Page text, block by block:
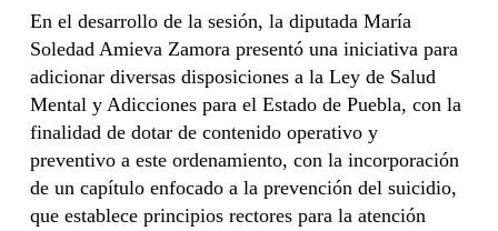
En el desarrollo de la sesión, la diputada María
Soledad Amieva Zamora presentó una iniciativa para
adicionar diversas disposiciones a la Ley de Salud
Mental y Adicciones para el Estado de Puebla, con la
finalidad de dotar de contenido operativo y
preventivo a este ordenamiento, con la incorporación
de un capítulo enfocado a la prevención del suicidio,
que establece principios rectores para la atención